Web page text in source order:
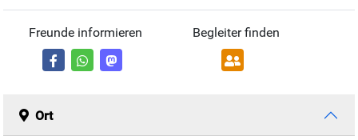
Freunde informieren Begleiter finden
Ort